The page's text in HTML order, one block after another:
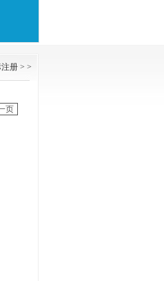
册 > >
页